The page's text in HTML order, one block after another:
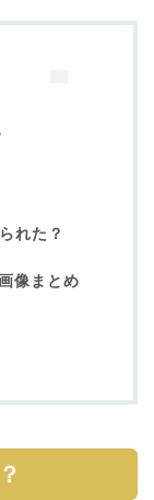
れた？
像まとめ